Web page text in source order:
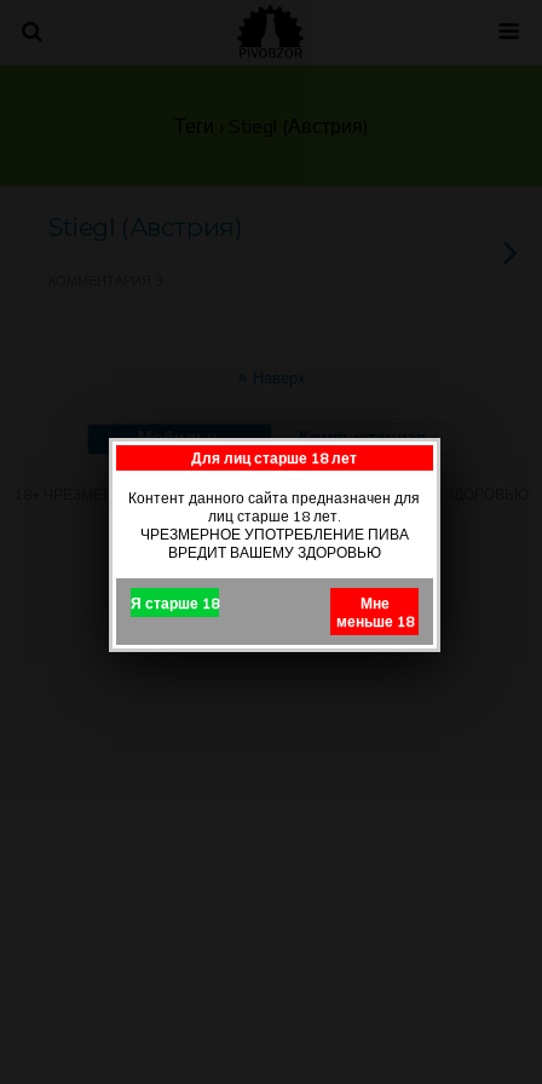
Stiegl (Австрия)
Наверх
Мобильн. Компьютерная
18+ ЧРЕЗМЕРНОЕ УПОТРЕБЛЕНИЕ ПИВА ВРЕДИТ ВАШЕМУ ЗДОРОВЬЮ
Для лиц старше 18 лет
Контент данного сайта предназначен для
лиц старше 18 лет.
ЧРЕЗМЕРНОЕ УПОТРЕБЛЕНИЕ ПИВА
ВРЕДИТ ВАШЕМУ ЗДОРОВЬЮ
Я старше 18
Мне
меньше 18